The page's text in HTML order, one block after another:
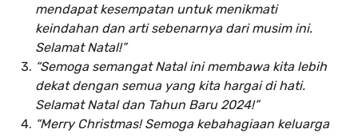
mendapat kesempatan untuk menikmati
keindahan dan arti sebenarnya dari musim ini.
Selamat Natal!”
“Semoga semangat Natal ini membawa kita lebih
dekat dengan semua yang kita hargai di hati.
Selamat Natal dan Tahun Baru 2024!”
“Merry Christmas! Semoga kebahagiaan keluarga